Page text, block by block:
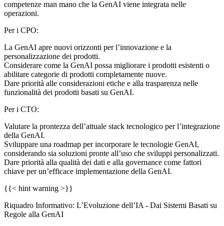
competenze man mano che la GenAI viene integrata nelle
operazioni.
Per i CPO:
La GenAI apre nuovi orizzonti per l’innovazione e la
personalizzazione dei prodotti.
Considerare come la GenAI possa migliorare i prodotti esistenti o
abilitare categorie di prodotti completamente nuove.
Dare priorità alle considerazioni etiche e alla trasparenza nelle
funzionalità dei prodotti basati su GenAI.
Per i CTO:
Valutare la prontezza dell’attuale stack tecnologico per l’integrazione
della GenAI.
Sviluppare una roadmap per incorporare le tecnologie GenAI,
considerando sia soluzioni pronte all’uso che sviluppi personalizzati.
Dare priorità alla qualità dei dati e alla governance come fattori
chiave per un’efficace implementazione della GenAI.
{{< hint warning >}}
Riquadro Informativo: L’Evoluzione dell’IA - Dai Sistemi Basati su
Regole alla GenAI